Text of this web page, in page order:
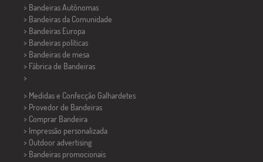
> Bandeiras Autônomas
> Bandeiras da Comunidade
> Bandeiras Europa
> Bandeiras políticas
> Bandeiras de mesa
> Fábrica de Bandeiras
>
> Medidas e Confecção Galhardetes
> Provedor de Bandeiras
> Comprar Bandeira
> Impressão personalizada
> Outdoor advertising
> Bandeiras promocionais